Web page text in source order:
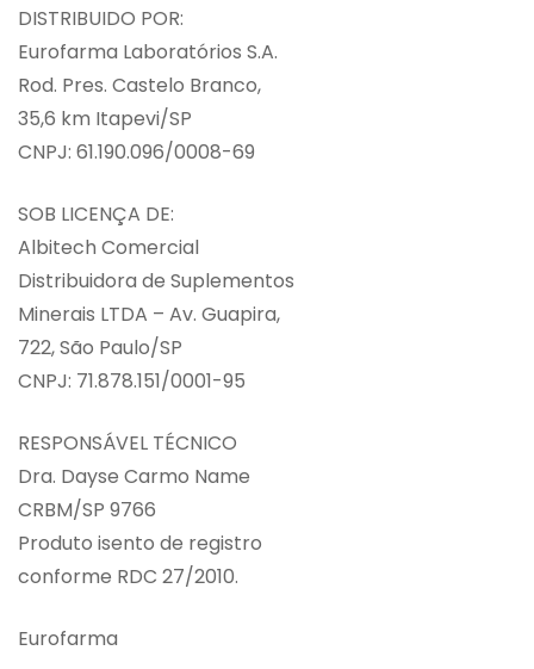
DISTRIBUIDO POR:
Eurofarma Laboratórios S.A.
Rod. Pres. Castelo Branco,
35,6 km Itapevi/SP
CNPJ: 61.190.096/0008-69
SOB LICENÇA DE:
Albitech Comercial
Distribuidora de Suplementos
Minerais LTDA – Av. Guapira,
722, São Paulo/SP
CNPJ: 71.878.151/0001-95
RESPONSÁVEL TÉCNICO
Dra. Dayse Carmo Name
CRBM/SP 9766
Produto isento de registro
conforme RDC 27/2010.
Eurofarma